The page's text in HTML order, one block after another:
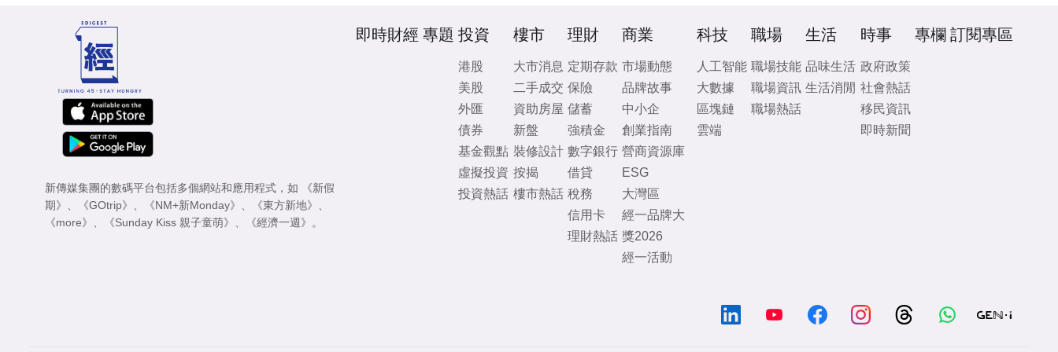
新傳媒集團的數碼平台包括多個網站和應用程式，如
《新假
期》
《GOtrip》 《NM+新Monday》 《東方新地》
《more》
《Sunday Kiss 親子童萌》 《經濟一週》 。
即時財經 專題 投資
港股
美股
外匯
債券
基金觀點
虛擬投資
投資熱話
樓市
大市消息
二手成交
資助房屋
新盤
裝修設計
按揭
樓市熱話
理財
定期存款
保險
儲蓄
強積金
數字銀行
借貸
稅務
信用卡
理財熱話
商業
市場動態
品牌故事
中小企
創業指南
營商資源庫
ESG
大灣區
經一品牌大
獎2026
經一活動
科技
人工智能
大數據
區塊鏈
雲端
職場
職場技能
職場資訊
職場熱話
生活
品味生活
生活消閒
時事
政府政策
社會熱話
移民資訊
即時新聞
專欄 訂閱專區